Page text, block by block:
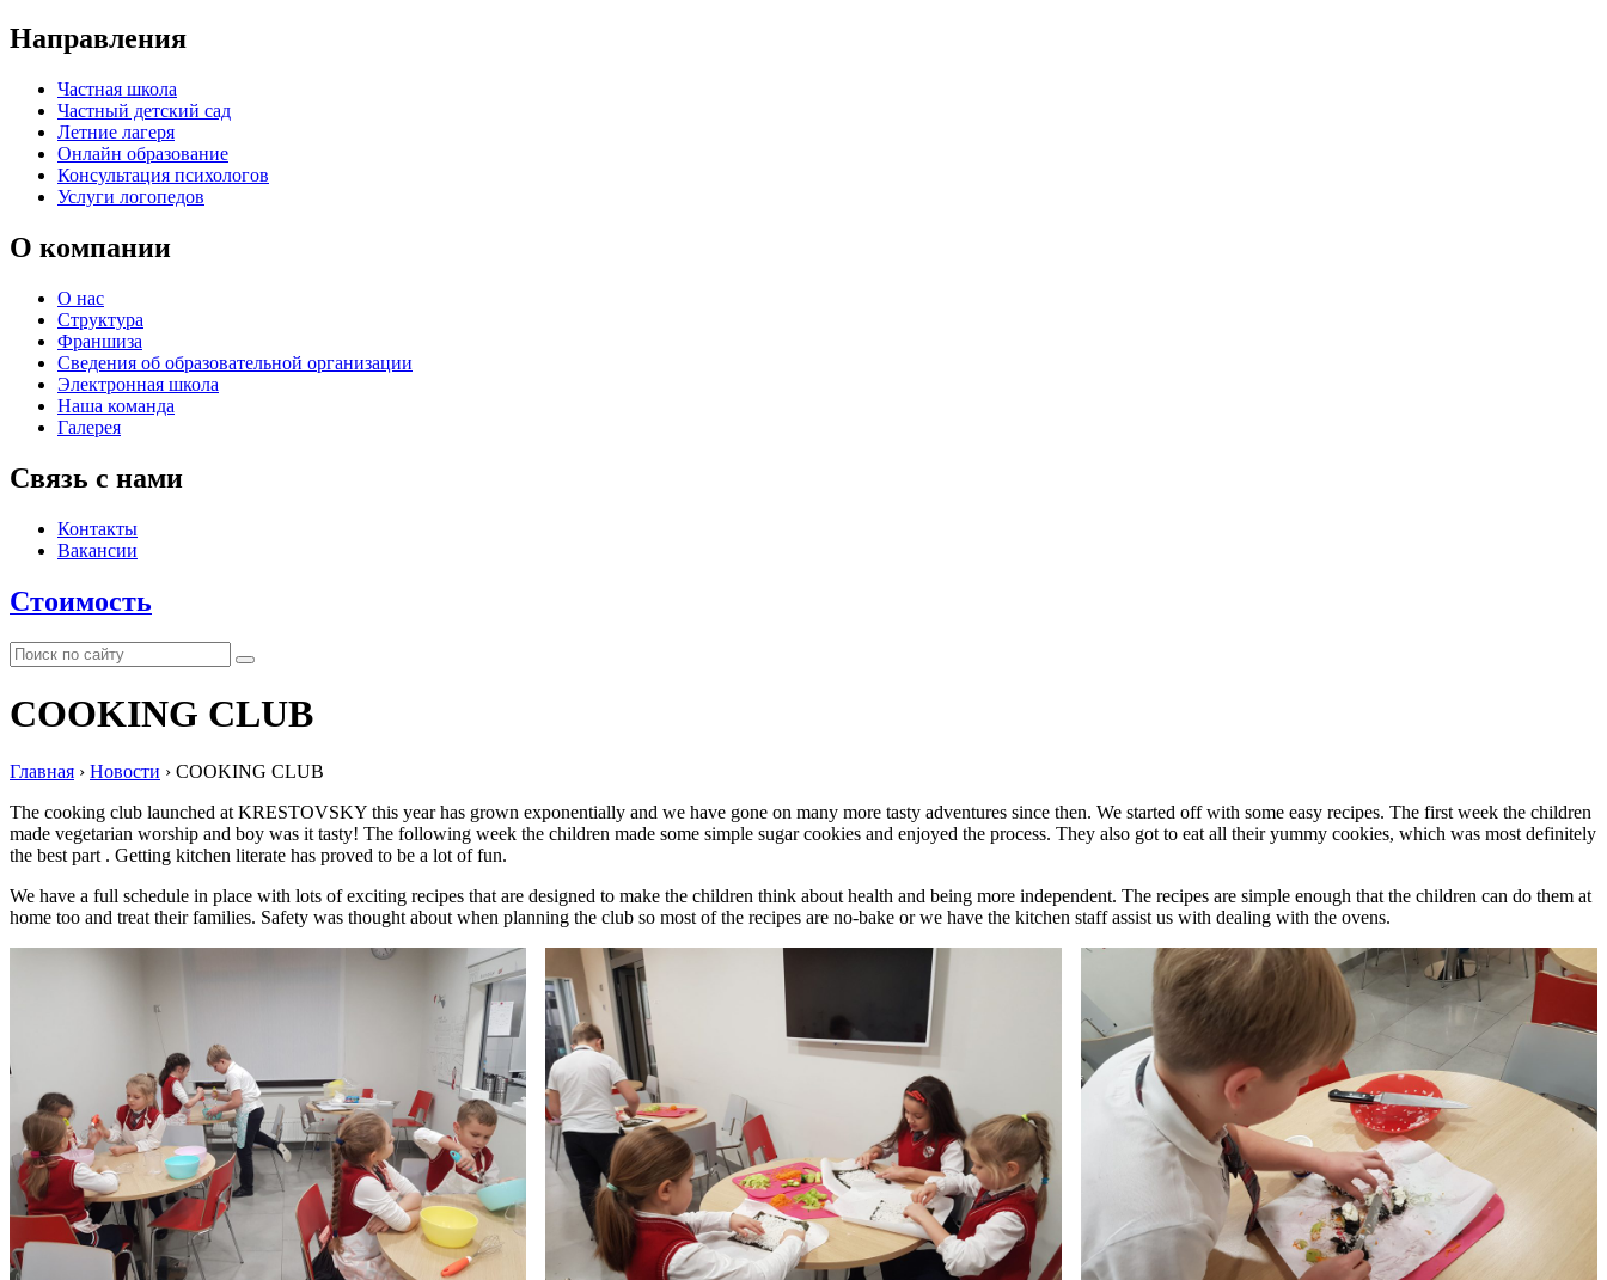
Направления
Частная школа
Частный детский сад
Летние лагеря
Онлайн образование
Консультация психологов
Услуги логопедов
О компании
О нас
Структура
Франшиза
Сведения об образовательной организации
Электронная школа
Наша команда
Галерея
Связь с нами
Контакты
Вакансии
Стоимость
СOOKING CLUB
Главная › Новости › СOOKING CLUB
The cooking club launched at KRESTOVSKY this year has grown exponentially and we have gone on many more tasty adventures since then. We started off with some easy recipes. The first week the children
made vegetarian worship and boy was it tasty! The following week the children made some simple sugar cookies and enjoyed the process. They also got to eat all their yummy cookies, which was most definitely
the best part . Getting kitchen literate has proved to be a lot of fun.
We have a full schedule in place with lots of exciting recipes that are designed to make the children think about health and being more independent. The recipes are simple enough that the children can do them at
home too and treat their families. Safety was thought about when planning the club so most of the recipes are no-bake or we have the kitchen staff assist us with dealing with the ovens.